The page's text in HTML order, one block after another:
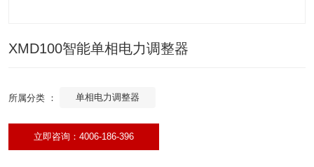
XMD100智能单相电力调整器
所属分类 ： 单相电力调整器
立即咨询：4006-186-396